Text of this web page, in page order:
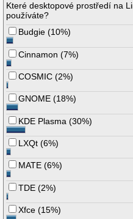
Které desktopové prostředí na
používáte?
Budgie (10%)
Cinnamon (7%)
COSMIC (2%)
GNOME (18%)
KDE Plasma (30%)
LXQt (6%)
MATE (6%)
TDE (2%)
Xfce (15%)